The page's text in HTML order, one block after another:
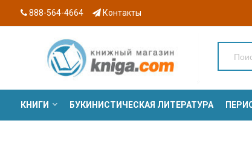
888-564-4664 Контакты
КНИГИ БУКИНИСТИЧЕСКАЯ ЛИТЕРАТУРА